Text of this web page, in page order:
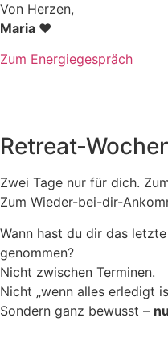
Von Herzen,
Maria ❤️
Zum Energiegespräch
Retreat-
Zwei Tage nur für dich.
Zum Wieder-bei-dir-
Wann hast du dir das
genommen?
Nicht zwischen Terminen.
Nicht „wenn alles erledigt
Sondern ganz bewusst –